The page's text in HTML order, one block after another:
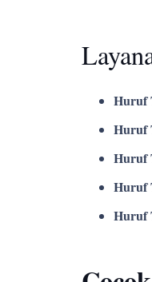
Huruf
Huruf
Huruf
Huruf
Huruf